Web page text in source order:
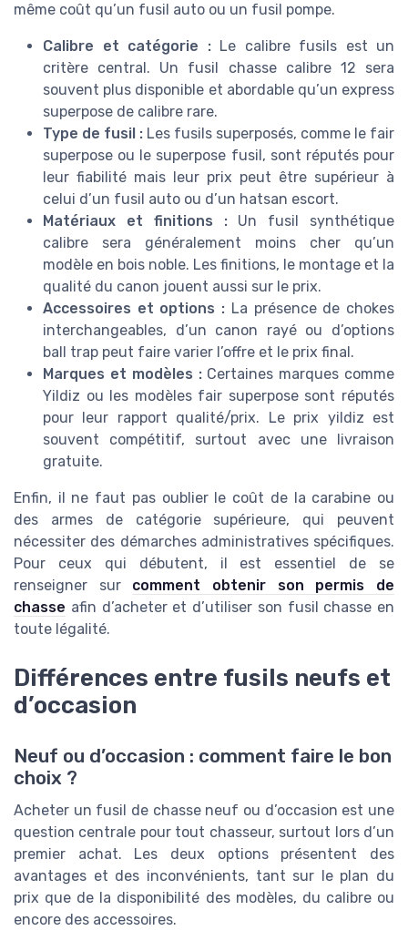
même coût qu’un fusil auto ou un fusil pompe.
Calibre et catégorie :Le calibre fusils est un
critère central. Un fusil chasse calibre 12 sera
souvent plus disponible et abordable qu’un express
superpose de calibre rare.
Type de fusil : Les fusils superposés, comme le fair
superpose ou le superpose fusil, sont réputés pour
leur fiabilité mais leur prix peut être supérieur à
celui d’un fusil auto ou d’un hatsan escort.
Matériaux et finitions :Un fusil synthétique
calibre sera généralement moins cher qu’un
modèle en bois noble. Les finitions, le montage et la
qualité du canon jouent aussi sur le prix.
Accessoires et options : La présence de chokes
interchangeables, d’un canon rayé ou d’options
ball trap peut faire varier l’offre et le prix final.
Marques et modèles :Certaines marques comme
Yildiz ou les modèles fair superpose sont réputés
pour leur rapport qualité/prix. Le prix yildiz est
souvent compétitif, surtout avec une livraison
gratuite.
Enfin, il ne faut pas oublier le coût de la carabine ou
des armes de catégorie supérieure, qui peuvent
nécessiter des démarches administratives spécifiques.
Pour ceux qui débutent, il est essentiel de se
renseigner sur comment obtenir son permis de
chasse afin d’acheter et d’utiliser son fusil chasse en
toute légalité.
Différences entre fusils neufs et
d’occasion
Neuf ou d’occasion : comment faire le bon
choix ?
Acheter un fusil de chasse neuf ou d’occasion est une
question centrale pour tout chasseur, surtout lors d’un
premier achat. Les deux options présentent des
avantages et des inconvénients, tant sur le plan du
prix que de la disponibilité des modèles, du calibre ou
encore des accessoires.